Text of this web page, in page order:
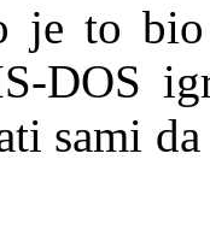
je to
DOS
sami